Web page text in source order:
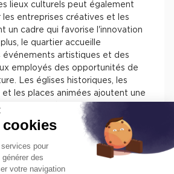
lieux culturels peut également
entreprises créatives et les
un cadre qui favorise l'innovation
le quartier accueille
événements artistiques et des
employés des opportunités de
Les églises historiques, les
et les places animées ajoutent une
d'histoire à l'environnement de
atmosphère unique et motivante
Le 10ème
arrondissement
une gamme d'immeubles
de location de bureaux et de
à divers budgets et besoins,
pour
des
votre navigation